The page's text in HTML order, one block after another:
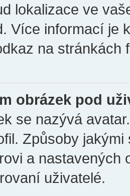
lokalizace ve
Více informací je
na stránkách
obrázek pod
se nazývá
Způsoby
a nastavených
uživatelé.